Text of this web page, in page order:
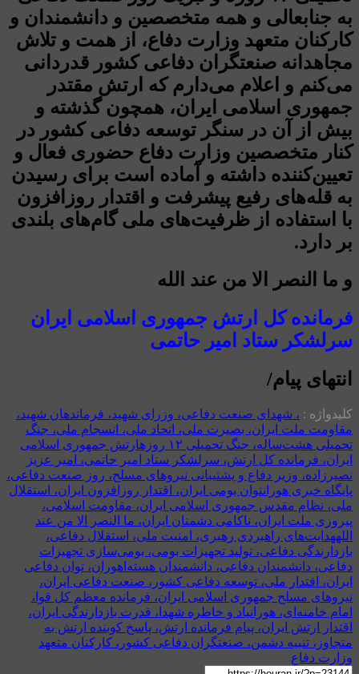
به جنابعالی و همه متخصصین و دانشمندان و
کارکنان متعهد وزارت دفاع، از همت و تلاش
مجاهدانه صنعتگران دفاعی کشور قدردانی
می‌کنم و اعلام می‌دارم که ارتش مقتدر
جمهوری اسلامی ایران، همچون گذشته و
بیش از آن در سنگر توسعه دفاعی کشور در
کنار متخصصین وزارت دفاع حضوری فعال و
تعیین‌کننده داشته و آماده است برای رسیدن
به قله‌های رفیع پیشرفت و اقتدار روزافزون
با استفاده از ظرفیت‌های ملی گام‌های بلندی
بر دارد.
و ما النصر الا من عند الله
فرمانده کل ارتش جمهوری اسلامی ایران
سرلشکر ستاد امیر حاتمی
انتهای پیام/
کلیدواژه : ، شهدای صنعت دفاعی، وزرای شهید، فرماندهان شهید،
مقاومت ملت ایران، بصیرت ملی، اتحاد ملی، انسجام ملی، جنگ
تحمیلی هشت‌ساله، جنگ تحمیلی ۱۲ روزه
ارتش جمهوری اسلامی
ایران، فرمانده کل ارتش، سرلشکر ستاد امیر حاتمی، امیر عزیز
نصیرزاده، وزیر دفاع و پشتیبانی نیروهای مسلح، روز صنعت دفاعی،
پایگاه خبری هورانتوان بومی ایران، اقتدار روزافزون ایران، استقلال
ملی، نظام مقدس جمهوری اسلامی ایران، مقاومت اسلامی،
پیروزی ملت ایران، ناکامی دشمنان ایران، ما النصر الا من عند
اللههدایت‌های راهبردی رهبری، امنیت ملی، استقلال دفاعی،
بازدارندگی دفاعی، تولید تجهیزات بومی، بومی‌سازی تجهیزات
دفاعی، دانشمندان دفاعی، دانشمندان هسته‌ا هوران، توان دفاعی
ایران، اقتدار ملی، توسعه دفاعی کشور، صنعت دفاعی ایران،
نیروهای مسلح جمهوری اسلامی ایران، فرمانده معظم کل قوا،
امام خامنه‌ای، هورانیاد و خاطره شهدا، قدرت بازدارندگی ایران،
اقتدار ارتش ایران، پیام فرمانده ارتش، پاسخ کوبنده ارتش به
متجاوز، تنبیه دشمن، صنعتگران دفاعی کشور، کارکنان متعهد
وزارت دفاع